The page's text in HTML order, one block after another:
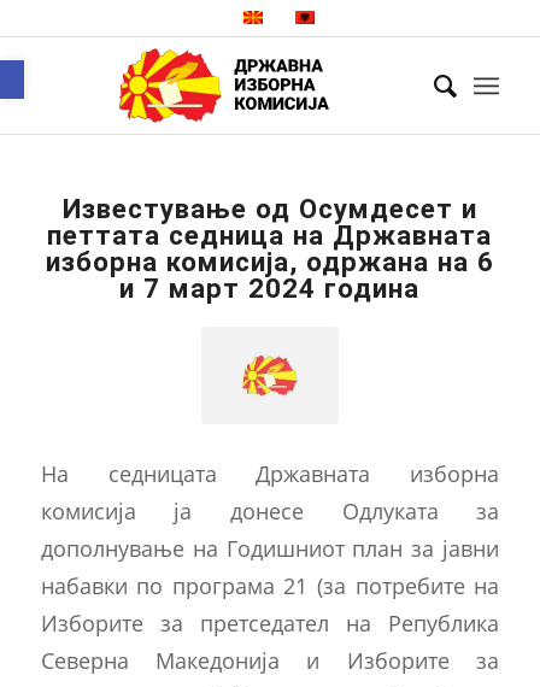
Известување од Осумдесет и
петтата седница на Државната
изборна комисија, одржана на 6
и 7 март 2024 година
На седницата Државната изборна
комисија ја донесе Одлуката за
дополнување на Годишниот план за јавни
набавки по програма 21 (за потребите на
Изборите за претседател на Република
Северна Македонија и Изборите за
Open toolbar